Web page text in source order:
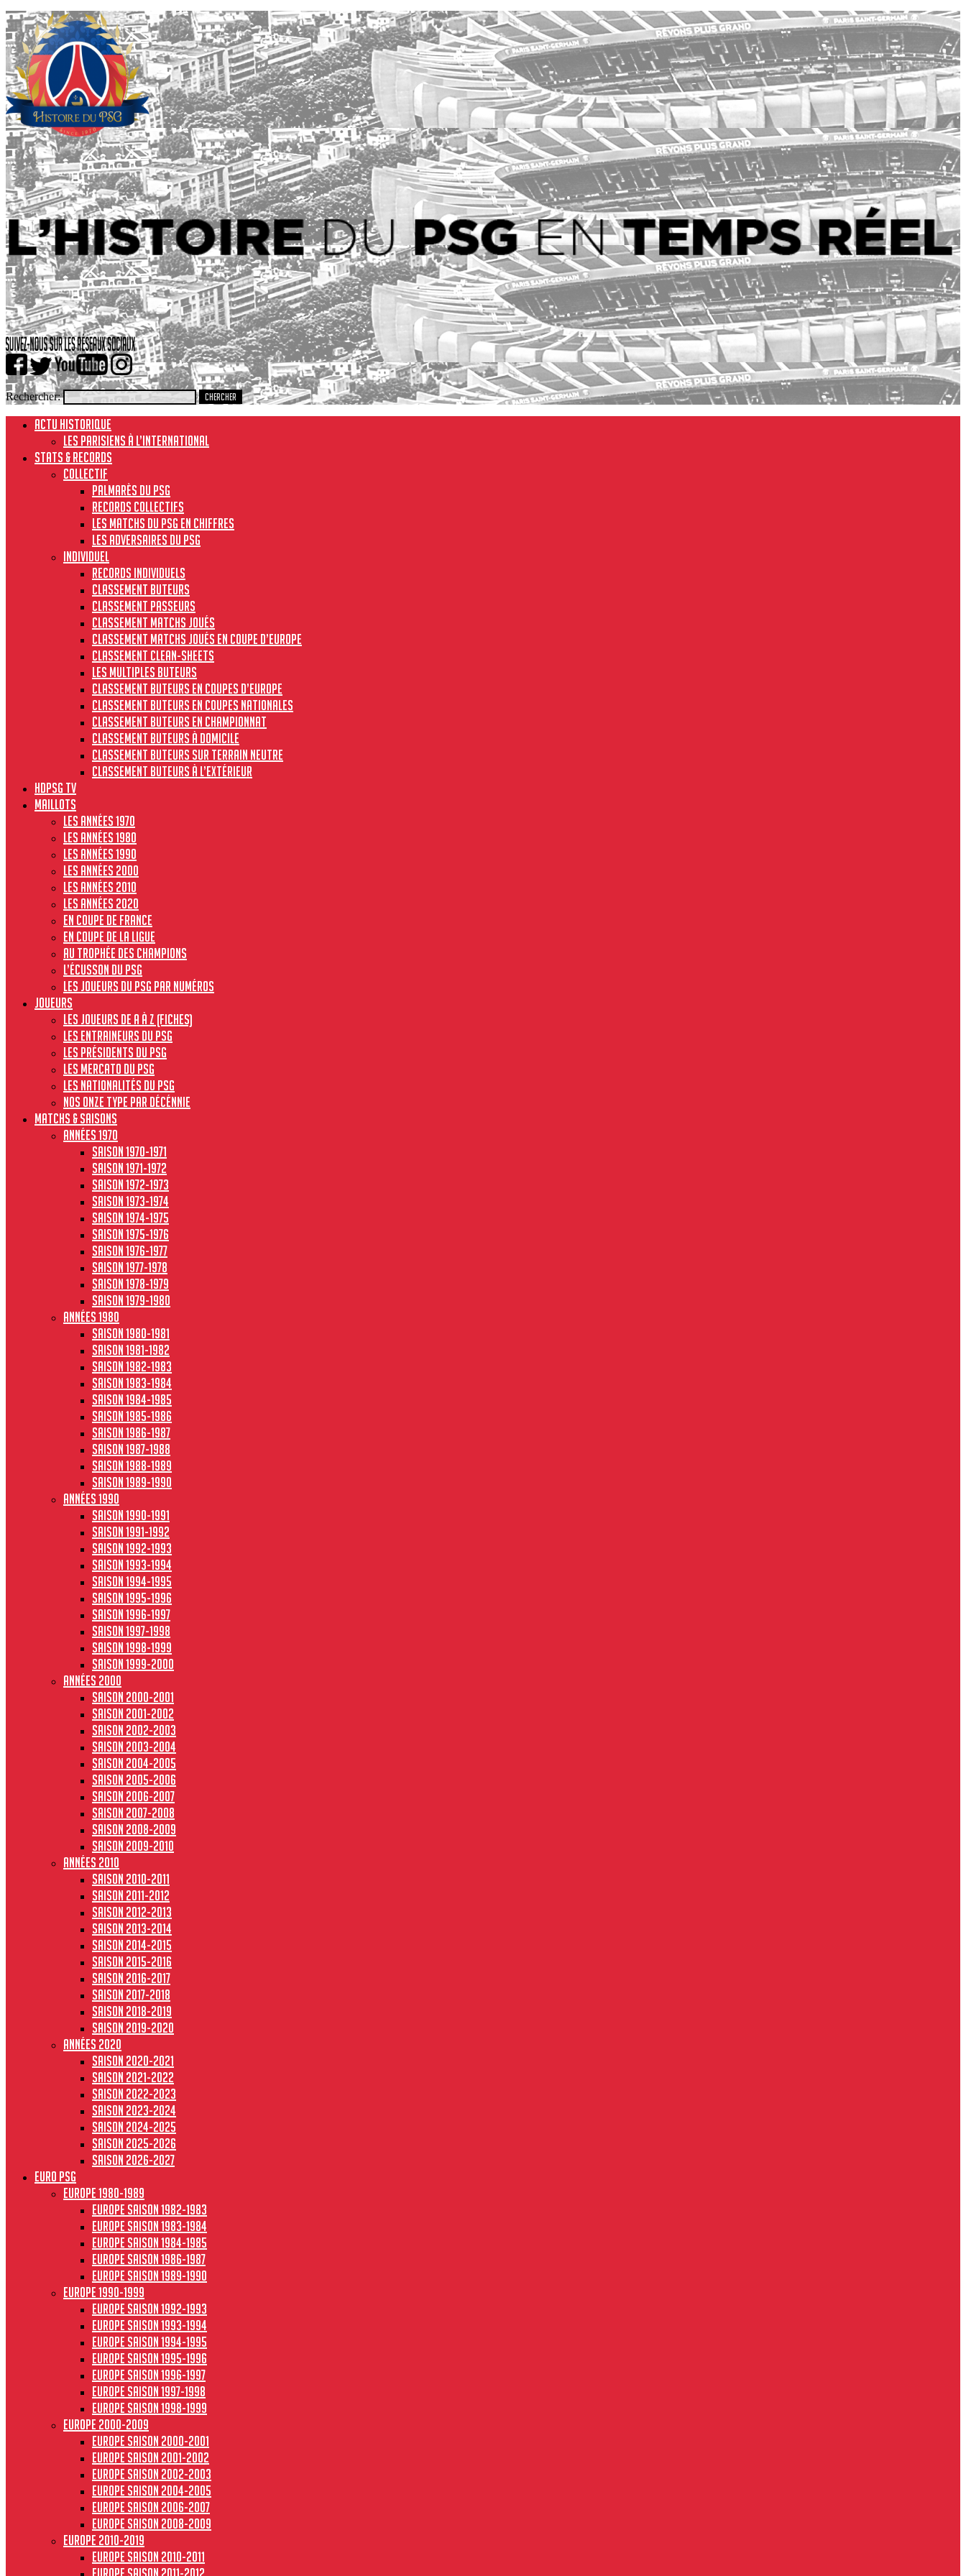
Rechercher:
ACTU HISTORIQUE
Les Parisiens à l’international
STATS & RECORDS
Collectif
Palmarès du PSG
Records collectifs
Les matchs du PSG en chiffres
Les adversaires du PSG
Individuel
Records individuels
Classement buteurs
Classement passeurs
Classement matchs joués
Classement matchs joués en Coupe d’Europe
Classement clean-sheets
Les multiples buteurs
Classement buteurs en coupes d’Europe
Classement buteurs en coupes nationales
Classement buteurs en championnat
Classement buteurs à domicile
Classement buteurs sur terrain neutre
Classement buteurs à l’extérieur
HdPSG TV
MAILLOTS
Les années 1970
Les années 1980
Les années 1990
Les années 2000
Les années 2010
Les années 2020
En Coupe de France
En Coupe de la Ligue
Au Trophée des Champions
L’écusson du PSG
Les joueurs du PSG par numéros
JOUEURS
Les joueurs de A à Z (fiches)
Les entraineurs du PSG
Les présidents du PSG
Les Mercato du PSG
Les nationalités du PSG
Nos onze type par décénnie
MATCHS & SAISONS
Années 1970
Saison 1970-1971
Saison 1971-1972
Saison 1972-1973
Saison 1973-1974
Saison 1974-1975
Saison 1975-1976
Saison 1976-1977
Saison 1977-1978
Saison 1978-1979
Saison 1979-1980
Années 1980
Saison 1980-1981
Saison 1981-1982
Saison 1982-1983
Saison 1983-1984
Saison 1984-1985
Saison 1985-1986
Saison 1986-1987
Saison 1987-1988
Saison 1988-1989
Saison 1989-1990
Années 1990
Saison 1990-1991
Saison 1991-1992
Saison 1992-1993
Saison 1993-1994
Saison 1994-1995
Saison 1995-1996
Saison 1996-1997
Saison 1997-1998
Saison 1998-1999
Saison 1999-2000
Années 2000
Saison 2000-2001
Saison 2001-2002
Saison 2002-2003
Saison 2003-2004
Saison 2004-2005
Saison 2005-2006
Saison 2006-2007
Saison 2007-2008
Saison 2008-2009
Saison 2009-2010
Années 2010
Saison 2010-2011
Saison 2011-2012
Saison 2012-2013
Saison 2013-2014
Saison 2014-2015
Saison 2015-2016
Saison 2016-2017
Saison 2017-2018
Saison 2018-2019
Saison 2019-2020
Années 2020
Saison 2020-2021
Saison 2021-2022
Saison 2022-2023
Saison 2023-2024
Saison 2024-2025
Saison 2025-2026
Saison 2026-2027
Euro PSG
Europe 1980-1989
Europe saison 1982-1983
Europe Saison 1983-1984
Europe saison 1984-1985
Europe saison 1986-1987
Europe saison 1989-1990
Europe 1990-1999
Europe saison 1992-1993
Europe saison 1993-1994
Europe saison 1994-1995
Europe saison 1995-1996
Europe saison 1996-1997
Europe Saison 1997-1998
Europe saison 1998-1999
Europe 2000-2009
Europe saison 2000-2001
Europe saison 2001-2002
Europe saison 2002-2003
Europe saison 2004-2005
Europe saison 2006-2007
Europe saison 2008-2009
Europe 2010-2019
Europe saison 2010-2011